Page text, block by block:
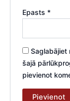
Epasts *
Saglabājiet
šajā
pievienot